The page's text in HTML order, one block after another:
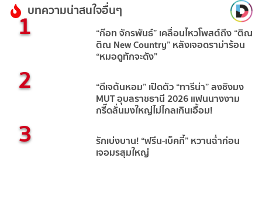
บทความน่าสนใจอื่นๆ
1 “ก๊อท จักรพันธ์” เคลื่อนไหวโพสต์ถึง “ติณ
ติณ New Country” หลังเจอดราม่าร้อน
“หมอดูทักจะดัง”
2 “ดีเจต้นหอม” เปิดตัว “ทารีน่า” ลงชิงมง
MUT อุบลราชธานี 2026 แฟนนางงาม
กรี๊ดลั่นมงใหญ่ไม่ไกลเกินเอื้อม!
3 รักเบ่งบาน! “ฟรีน-เบ็คกี้” หวานฉ่ำก่อน
เจอมรสุมใหญ่